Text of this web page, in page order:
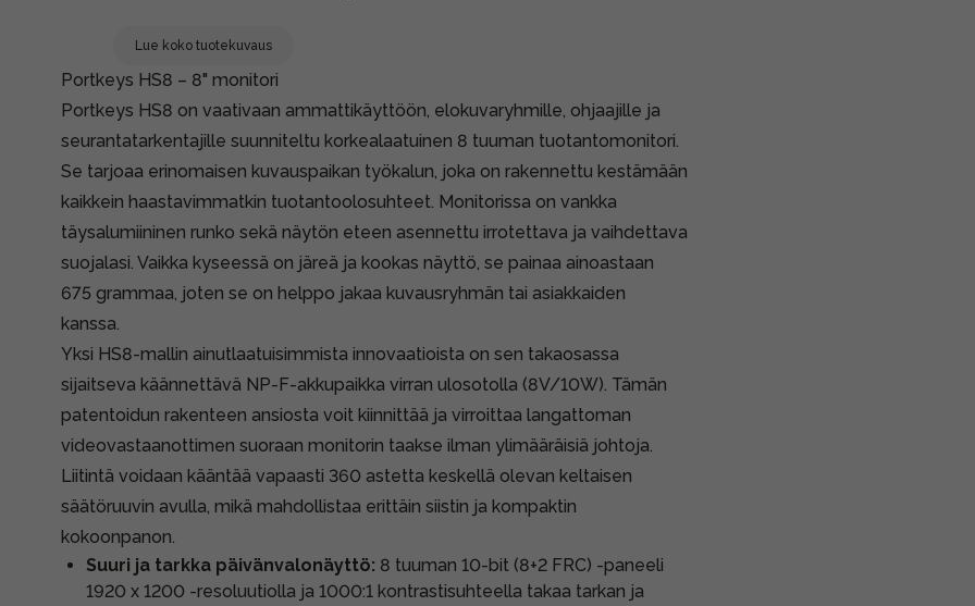
Lue koko tuotekuvaus
Portkeys HS8 – 8" monitori
Portkeys HS8 on vaativaan ammattikäyttöön, elokuvaryhmille, ohjaajille ja
seurantatarkentajille suunniteltu korkealaatuinen 8 tuuman tuotantomonitori.
Se tarjoaa erinomaisen kuvauspaikan työkalun, joka on rakennettu kestämään
kaikkein haastavimmatkin tuotantoolosuhteet. Monitorissa on vankka
täysalumiininen runko sekä näytön eteen asennettu irrotettava ja vaihdettava
suojalasi. Vaikka kyseessä on järeä ja kookas näyttö, se painaa ainoastaan
675 grammaa, joten se on helppo jakaa kuvausryhmän tai asiakkaiden
kanssa.
Yksi HS8-mallin ainutlaatuisimmista innovaatioista on sen takaosassa
sijaitseva käännettävä NP-F-akkupaikka virran ulosotolla (8V/10W). Tämän
patentoidun rakenteen ansiosta voit kiinnittää ja virroittaa langattoman
videovastaanottimen suoraan monitorin taakse ilman ylimääräisiä johtoja.
Liitintä voidaan kääntää vapaasti 360 astetta keskellä olevan keltaisen
säätöruuvin avulla, mikä mahdollistaa erittäin siistin ja kompaktin
kokoonpanon.
Suuri ja tarkka päivänvalonäyttö: 8 tuuman 10-bit (8+2 FRC) -paneeli
1920 x 1200 -resoluutiolla ja 1000:1 kontrastisuhteella takaa tarkan ja